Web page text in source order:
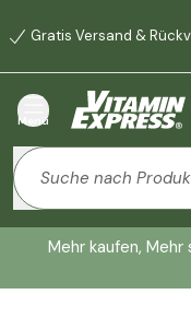
Gratis Versand &
Menü
Mehr kaufen,